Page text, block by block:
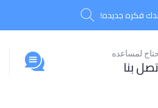
فكره جديده!
لمساعده
بنا